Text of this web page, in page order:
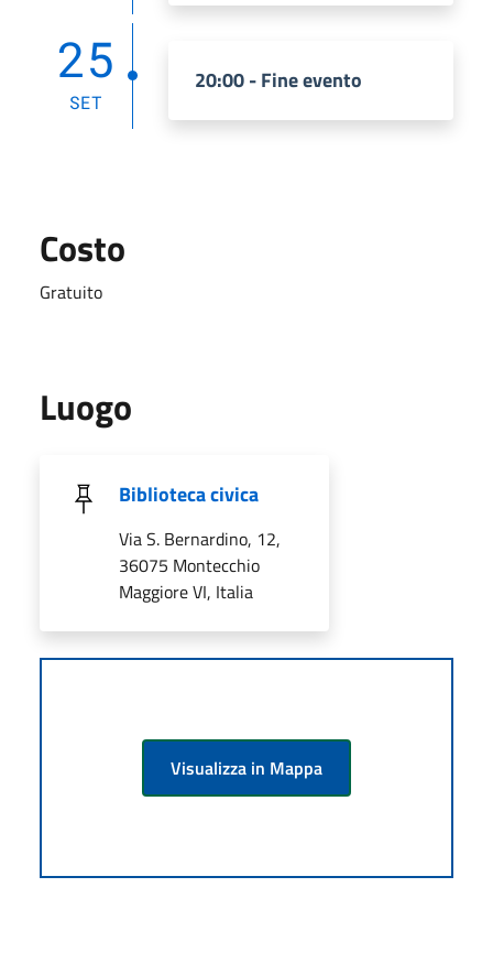
25
SET
20:00 - Fine evento
Costo
Gratuito
Luogo
Biblioteca civica
Via S. Bernardino, 12,
36075 Montecchio
Maggiore VI, Italia
Visualizza in Mappa